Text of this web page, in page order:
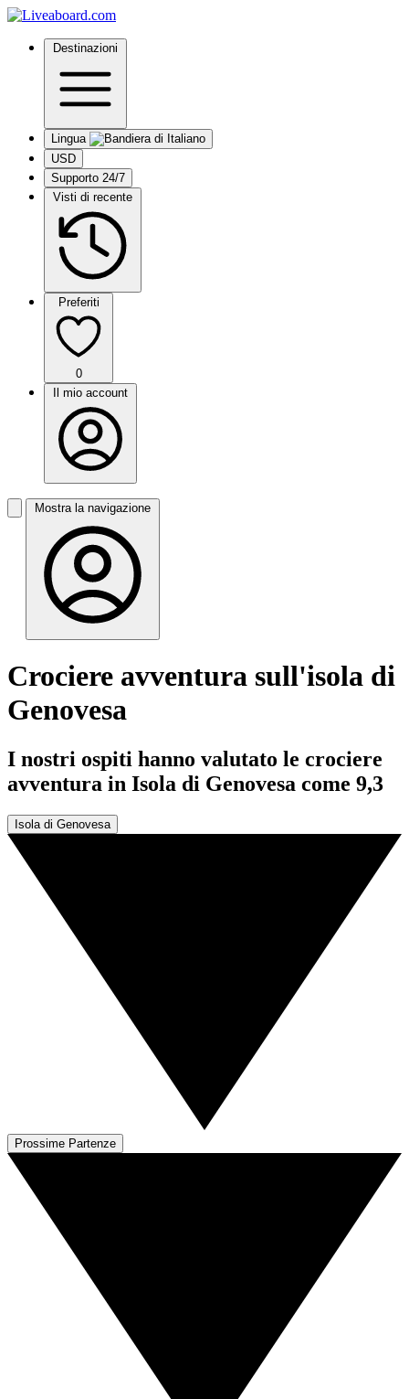
Destinazioni
Lingua
USD
Supporto 24/7
Visti di recente
Preferiti
0
Il mio account
Mostra la navigazione
Crociere avventura sull'isola di
Genovesa
I nostri ospiti hanno valutato le crociere
avventura in Isola di Genovesa come 9,3
Isola di Genovesa
Prossime Partenze